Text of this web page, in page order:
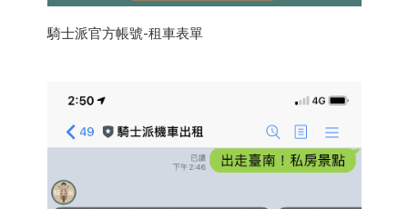
騎士派官方帳號-租車表單